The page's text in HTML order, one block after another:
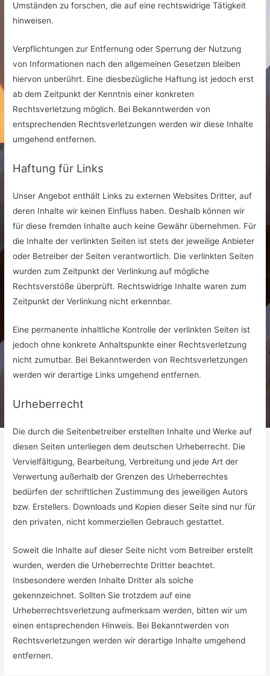
Umständen zu forschen, die auf eine rechtswidrige Tätigkeit
hinweisen.
Verpflichtungen zur Entfernung oder Sperrung der Nutzung
von Informationen nach den allgemeinen Gesetzen bleiben
hiervon unberührt. Eine diesbezügliche Haftung ist jedoch erst
ab dem Zeitpunkt der Kenntnis einer konkreten
Rechtsverletzung möglich. Bei Bekanntwerden von
entsprechenden Rechtsverletzungen werden wir diese Inhalte
umgehend entfernen.
Haftung für Links
Unser Angebot enthält Links zu externen Websites Dritter, auf
deren Inhalte wir keinen Einfluss haben. Deshalb können wir
für diese fremden Inhalte auch keine Gewähr übernehmen. Für
die Inhalte der verlinkten Seiten ist stets der jeweilige Anbieter
oder Betreiber der Seiten verantwortlich. Die verlinkten Seiten
wurden zum Zeitpunkt der Verlinkung auf mögliche
Rechtsverstöße überprüft. Rechtswidrige Inhalte waren zum
Zeitpunkt der Verlinkung nicht erkennbar.
Eine permanente inhaltliche Kontrolle der verlinkten Seiten ist
jedoch ohne konkrete Anhaltspunkte einer Rechtsverletzung
nicht zumutbar. Bei Bekanntwerden von Rechtsverletzungen
werden wir derartige Links umgehend entfernen.
Urheberrecht
Die durch die Seitenbetreiber erstellten Inhalte und Werke auf
diesen Seiten unterliegen dem deutschen Urheberrecht. Die
Vervielfältigung, Bearbeitung, Verbreitung und jede Art der
Verwertung außerhalb der Grenzen des Urheberrechtes
bedürfen der schriftlichen Zustimmung des jeweiligen Autors
bzw. Erstellers. Downloads und Kopien dieser Seite sind nur für
den privaten, nicht kommerziellen Gebrauch gestattet.
Soweit die Inhalte auf dieser Seite nicht vom Betreiber erstellt
wurden, werden die Urheberrechte Dritter beachtet.
Insbesondere werden Inhalte Dritter als solche
gekennzeichnet. Sollten Sie trotzdem auf eine
Urheberrechtsverletzung aufmerksam werden, bitten wir um
einen entsprechenden Hinweis. Bei Bekanntwerden von
Rechtsverletzungen werden wir derartige Inhalte umgehend
entfernen.